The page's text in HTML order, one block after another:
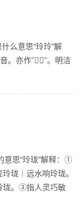
么意思“玲玲”解
。亦作""。明洁
意思“玲珑”解释：①
珑｜远水响玲珑。
珑。③指人灵巧敏